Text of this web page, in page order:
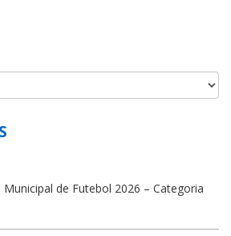
de Futebol 2026 – Categoria